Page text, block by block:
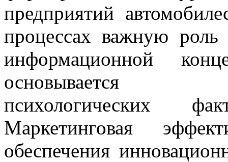
предприятий
процессах важную роль
информационной
основывается
психологических
Маркетинговая
обеспечения